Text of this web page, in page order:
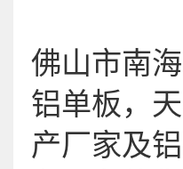
佛山市南
铝单板，
产厂家及